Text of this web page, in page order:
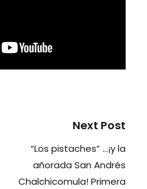
Next Post
“Los pistaches” …¡y la
añorada San Andrés
Chalchicomula! Primera